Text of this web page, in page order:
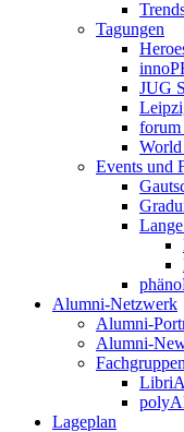
Tagungen
JUG
forum
Events und
Alumni-Netzwerk
Alumni-
Alumni-
Fachgruppen
Lageplan